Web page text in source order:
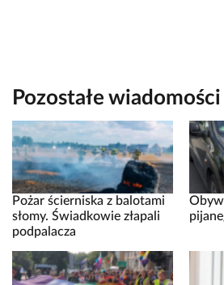
Pozostałe wiadomości
Pożar ścierniska z balotami
słomy. Świadkowie złapali
podpalacza